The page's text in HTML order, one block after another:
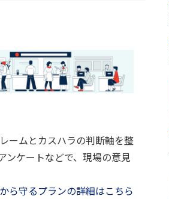
ームとカスハラの判断軸を整
ンケートなどで、現場の意見
ら守るプランの詳細はこちら